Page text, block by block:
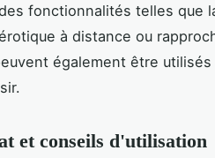
fonctionnalités telles que
à distance ou
également être
et conseils d'utilisation